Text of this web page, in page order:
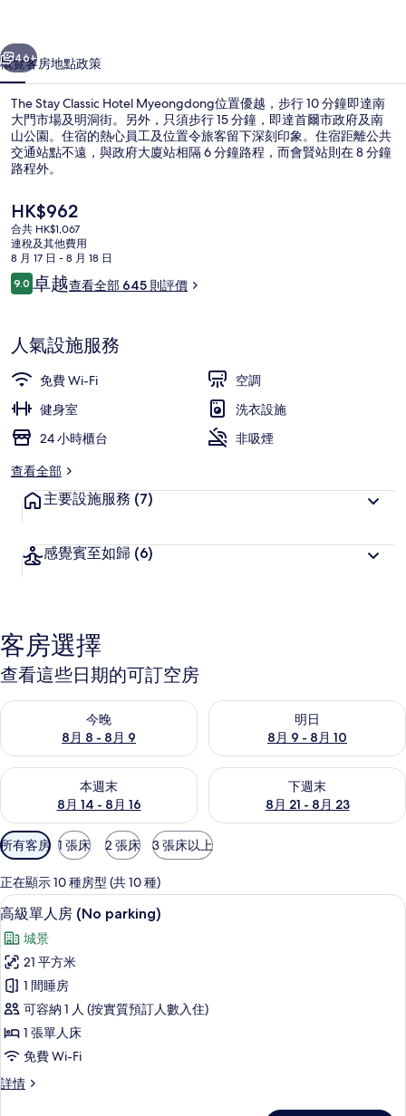
集
個 下一個
46+
概覽客房地點政策
The Stay Classic Hotel Myeongdong位置優越，步行 10 分鐘即達南
大門市場及明洞街。另外，只須步行 15 分鐘，即達首爾市政府及南
山公園。住宿的熱心員工及位置令旅客留下深刻印象。住宿距離公共
交通站點不遠，與政府大廈站相隔 6 分鐘路程，而會賢站則在 8 分鐘
路程外。
現
價
HK$962
HK$962
合共 HK$1,067
連稅及其他費用
8 月 17 日 - 8 月 18 日
評
價
9.09.0 分，滿分 10 分，
卓越查看全部 645 則評價
人氣設施服務
免費 Wi-Fi
空調
健身室
洗衣設施
24 小時櫃台
非吸煙
查看全部
主要設施服務 (7)
感覺賓至如歸 (6)
客房選擇
查看這些日期的可訂空房
今晚
8月 8 - 8月 9
查看今晚 8月 8 - 8月 9的可訂空房
明日
8月 9 - 8月 10
查看明日 8月 9 - 8月 10的可訂
本週末
8月 14 - 8月 16
查看本週末 8月 14 - 8月 16的可訂空房
下週末
8月 21 - 8月 23
查看下週末 8月 21 - 8月 23的
可
用
嘅
客
房
篩
選
條
件
所有客房 1 張床 2 張床 3 張床以上
正在顯示 10 種房型 (共 10 種)
載
入
所
有
高
級
單
房
高級單人房 (No parking) | 遮光窗簾/
6
高級單人房 (No parking)
城景
21 平方米
1 間睡房
可容納 1 人 (按實質預訂人數入住)
1 張單人床
免費 Wi-Fi
詳情
高